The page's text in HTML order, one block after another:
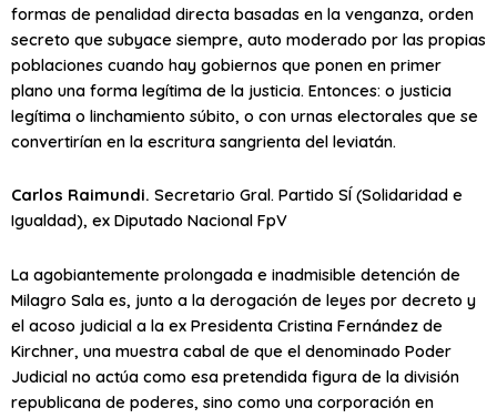
formas de penalidad directa basadas en la venganza, orden
secreto que subyace siempre, auto moderado por las propias
poblaciones cuando hay gobiernos que ponen en primer
plano una forma legítima de la justicia. Entonces: o justicia
legítima o linchamiento súbito, o con urnas electorales que se
convertirían en la escritura sangrienta del leviatán.
Carlos Raimundi. Secretario Gral. Partido SÍ (Solidaridad e
Igualdad), ex Diputado Nacional FpV
La agobiantemente prolongada e inadmisible detención de
Milagro Sala es, junto a la derogación de leyes por decreto y
el acoso judicial a la ex Presidenta Cristina Fernández de
Kirchner, una muestra cabal de que el denominado Poder
Judicial no actúa como esa pretendida figura de la división
republicana de poderes, sino como una corporación en